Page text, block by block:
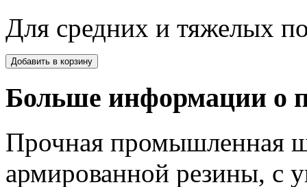
Для средних и тяжелых
Больше информации о
Прочная промышленная
армированной резины, с